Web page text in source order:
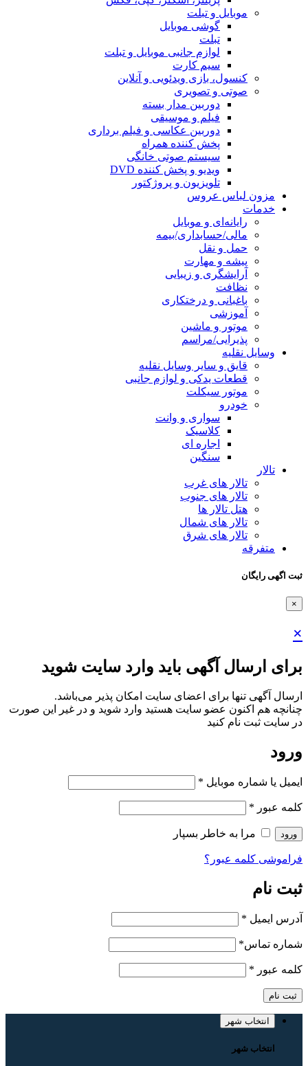
موبایل و تبلت
گوشی موبایل
تبلت
لوازم جانبی موبایل و تبلت
سیم کارت
کنسول، بازی‌ ویدئویی و آنلاین
صوتی و تصویری
دوربین مدار بسته
فیلم و موسیقی
دوربین عکاسی و فیلم برداری
پخش کننده همراه
سیستم صوتی خانگی
ویدیو و پخش کننده DVD
تلویزیون و پروژکتور
مزون لباس عروس
خدمات
رایانه‌ای و موبایل
مالی/حسابداری/بیمه
حمل و نقل
پیشه و مهارت
آرایشگری و زیبایی
نظافت
باغبانی و درختکاری
آموزشی
موتور و ماشین
پذیرایی/مراسم
وسایل نقلیه
قایق و سایر وسایل نقلیه
قطعات یدکی و لوازم جانبی
موتور سیکلت
خودرو
سواری و وانت
کلاسیک
اجاره ای
سنگین
تالار
تالار های غرب
تالار های جنوب
هتل تالار ها
تالار های شمال
تالار های شرق
متفرقه
ثبت اگهی رایگان
×
×
برای ارسال آگهی باید وارد سایت شوید
ارسال آگهی تنها برای اعضای سایت امکان پذیر می‌باشد.
چنانچه هم‌ اکنون عضو سایت هستید وارد شوید و در غیر این صورت
در سایت ثبت نام کنید
ورود
ایمیل یا شماره موبایل *
کلمه عبور *
ورود مرا به خاطر بسپار
فراموشی کلمه عبور؟
ثبت نام
آدرس ایمیل *
شماره تماس*
کلمه عبور *
ثبت نام
انتخاب شهر
انتخاب شهر